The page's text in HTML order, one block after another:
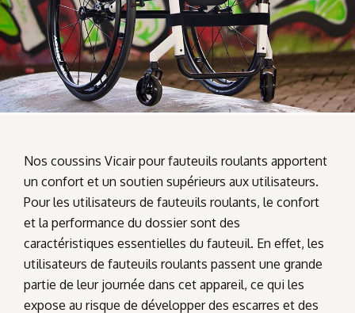
Nos coussins Vicair pour fauteuils roulants apportent
un confort et un soutien supérieurs aux utilisateurs.
Pour les utilisateurs de fauteuils roulants, le confort
et la performance du dossier sont des
caractéristiques essentielles du fauteuil. En effet, les
utilisateurs de fauteuils roulants passent une grande
partie de leur journée dans cet appareil, ce qui les
expose au risque de développer des escarres et des